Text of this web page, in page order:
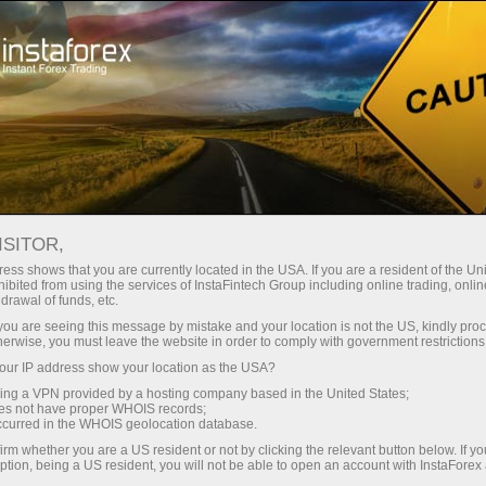
کمپنی کے بارے میں ہمارے فوائد
اعتماد کا ایکو سسٹم
ہم 2007 سے تجارتی ٹیکنالوجی کو صنعتی معیارات میں تبدیل
کر رہے ہیں۔ آج، انسٹا فاریکس 7 ملین سمجھدار
تاجروں کا انتخاب ہے: 9 سرورز اور عالمی اثاثوں تک ایک
سرمایہ کاری شروع کریں
shows that you are currently located in the USA. If you are a resident of the
from using the services of InstaFintech Group including online trading,
of funds, etc.
are seeing this message by mistake and your location is not the US, kindly
you must leave the website in order to comply with government
IP address show your location as the USA?
a VPN provided by a hosting company based in the United States;
not have proper WHOIS records;
in the WHOIS geolocation database.
whether you are a US resident or not by clicking the relevant button below. If
being a US resident, you will not be able to open an account with InstaForex